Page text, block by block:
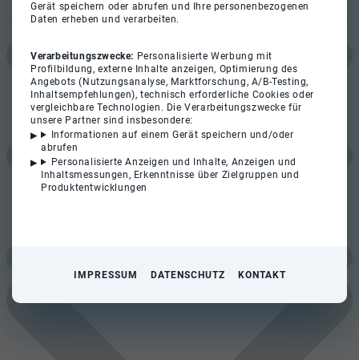
Gerät speichern oder abrufen und Ihre personenbezogenen
Daten erheben und verarbeiten.
Verarbeitungszwecke: Personalisierte Werbung mit
Profilbildung, externe Inhalte anzeigen, Optimierung des
Angebots (Nutzungsanalyse, Marktforschung, A/B-Testing,
Inhaltsempfehlungen), technisch erforderliche Cookies oder
vergleichbare Technologien. Die Verarbeitungszwecke für
unsere Partner sind insbesondere:
Informationen auf einem Gerät speichern und/oder
abrufen
Personalisierte Anzeigen und Inhalte, Anzeigen und
Inhaltsmessungen, Erkenntnisse über Zielgruppen und
Produktentwicklungen
IMPRESSUM DATENSCHUTZ KONTAKT